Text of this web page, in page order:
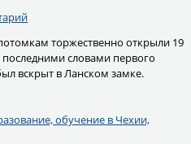
торжественно открыли 19
последними словами первого
вскрыт в Ланском замке.